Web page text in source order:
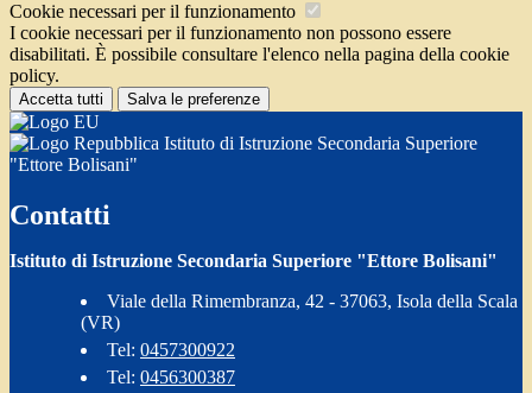
Cookie necessari per il funzionamento
I cookie necessari per il funzionamento non possono essere
disabilitati. È possibile consultare l'elenco nella pagina della cookie
policy.
Accetta tutti Salva le preferenze
Istituto di Istruzione Secondaria Superiore
"Ettore Bolisani"
Contatti
Istituto di Istruzione Secondaria Superiore "Ettore Bolisani"
Viale della Rimembranza, 42 - 37063, Isola della Scala
(VR)
Tel: 0457300922
Tel: 0456300387